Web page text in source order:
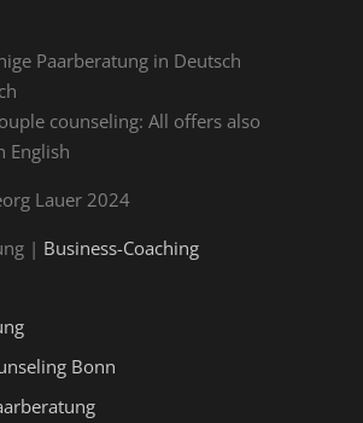
Paarberatung in Deutsch
counseling: All offers also
English
Lauer 2024
| Business-Coaching
Bonn